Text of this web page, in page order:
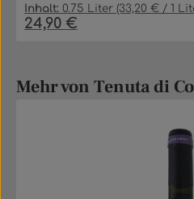
Inhalt:0.75 Liter (33,20 € / 1
Regulärer Preis:
24,90 €
Produktgalerie
Mehr von Tenuta di